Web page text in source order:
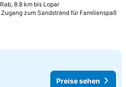
Rab, 8.8 km bis Lopar
Zugang zum Sandstrand für Familienspaß
Preise sehen